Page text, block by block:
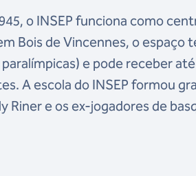
o INSEP funciona como
Bois de Vincennes, o
e pode receber
A escola do INSEP formou
Riner e os ex-jogadores de